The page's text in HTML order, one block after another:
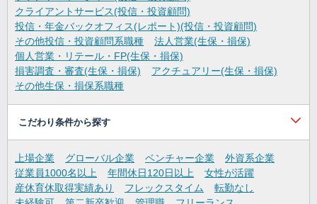
クライアントサービス(投信・投資顧問)
投信・年金バックオフィス(レポート)(投信・投資顧問)
その他投信・投資顧問系職種
法人営業(生保・損保)
個人営業・リテール・FP(生保・損保)
損害調査・審査(生保・損保)
アクチュアリー(生保・損保)
その他生保・損保系職種
こだわり条件から探す
上場企業 グローバル企業 ベンチャー企業
外資系企業
従業員1000名以上
年間休日120日以上
女性が活躍
産休育休取得実績あり
フレックスタイム
転勤なし